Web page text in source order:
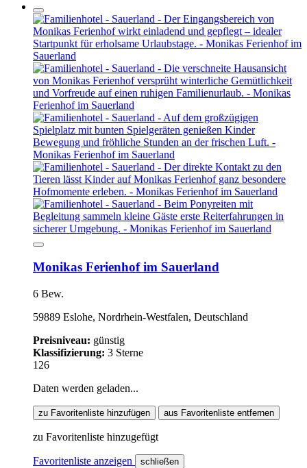
Monikas Ferienhof im Sauerland
6 Bew.
59889 Eslohe, Nordrhein-Westfalen, Deutschland
Preisniveau: günstig
Klassifizierung: 3 Sterne
126
Daten werden geladen...
zu Favoritenliste hinzufügen aus Favoritenliste entfernen
zu Favoritenliste hinzugefügt
Favoritenliste anzeigen schließen